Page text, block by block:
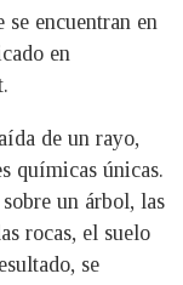
se encuentran en
en
de un rayo,
químicas únicas.
un árbol, las
rocas, el suelo
se